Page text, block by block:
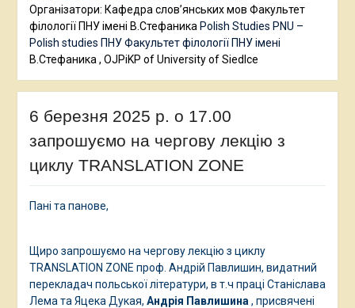
Організатори: Кафедра слов’янських мов Факультет
філології ПНУ імені В.Стефаника Polish Studies PNU –
Polish studies ПНУ Факультет філології ПНУ імені
В.Стефаника , OJPiKP of University of Siedlce
6 березня 2025 р. о 17.00
запрошуємо на чергову лекцію з
циклу TRANSLATION ZONE
Пані та панове,
Щиро запрошуємо на чергову лекцію з циклу
TRANSLATION ZONE проф. Андрій Павлишин, видатний
перекладач польської літератури, в т.ч праці Станіслава
Лема та Яцека Дукая, Андрія Павлишина , присвячені